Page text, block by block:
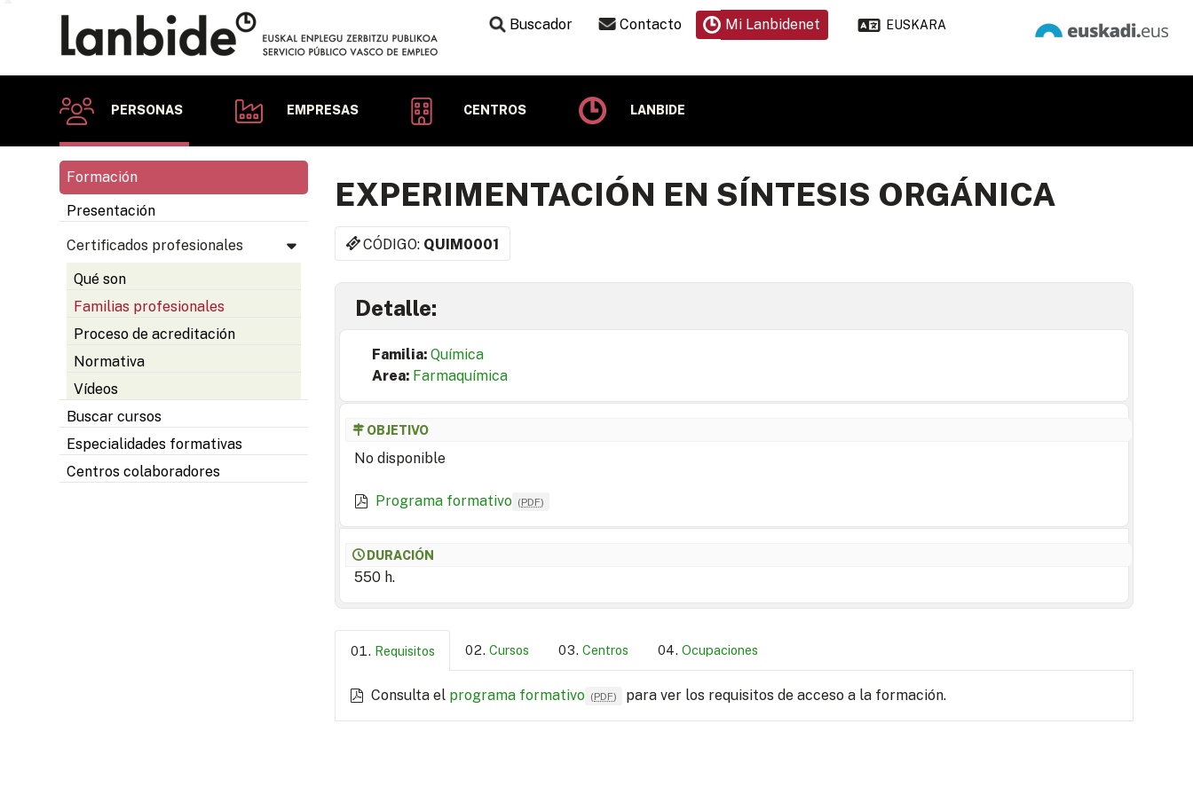
Buscador Contacto Mi Lanbidenet EUSKARA
PERSONAS EMPRESAS CENTROS LANBIDE
Formación
Presentación
Certificados profesionales
Qué son
Familias profesionales
Proceso de acreditación
Normativa
Vídeos
Buscar cursos
Especialidades formativas
Centros colaboradores
EXPERIMENTACIÓN EN SÍNTESIS ORGÁNICA
CÓDIGO: QUIM0001
Detalle:
Familia: Química
Area: Farmaquímica
OBJETIVO
No disponible
Programa formativo (PDF)
DURACIÓN
550 h.
Requisitos Cursos Centros Ocupaciones
Consulta el programa formativo (PDF) para ver los requisitos de acceso a la formación.